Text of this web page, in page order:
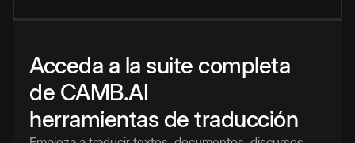
Acceda a la suite completa
de CAMB.AI
herramientas de traducción